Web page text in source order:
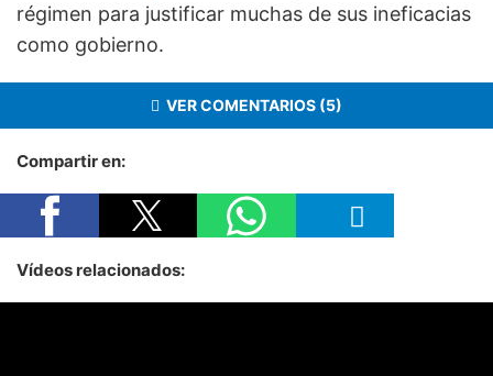
régimen para justificar muchas de sus ineficacias
como gobierno.
VER COMENTARIOS (5)
Compartir en:
Vídeos relacionados: